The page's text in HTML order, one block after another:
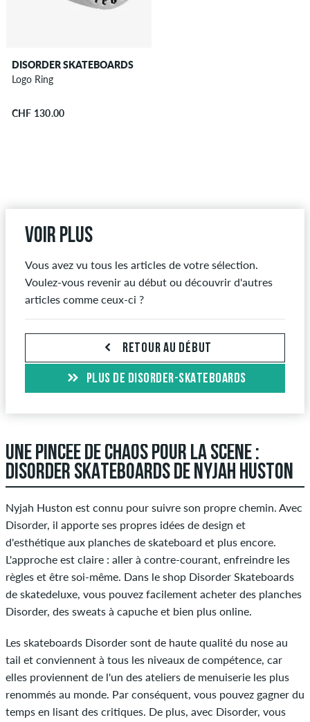
DISORDER SKATEBOARDS
Logo Ring
CHF 130.00
Voir plus
Vous avez vu tous les articles de votre sélection.
Voulez-vous revenir au début ou découvrir d'autres
articles comme ceux-ci ?
RETOUR AU DÉBUT
PLUS DE DISORDER-SKATEBOARDS
UNE PINCÉE DE CHAOS POUR LA SCÈNE :
DISORDER SKATEBOARDS DE NYJAH HUSTON
Nyjah Huston est connu pour suivre son propre chemin. Avec
Disorder, il apporte ses propres idées de design et
d'esthétique aux planches de skateboard et plus encore.
L'approche est claire : aller à contre-courant, enfreindre les
règles et être soi-même. Dans le shop Disorder Skateboards
de skatedeluxe, vous pouvez facilement acheter des planches
Disorder, des sweats à capuche et bien plus online.
Les skateboards Disorder sont de haute qualité du nose au
tail et conviennent à tous les niveaux de compétence, car
elles proviennent de l'un des ateliers de menuiserie les plus
renommés au monde. Par conséquent, vous pouvez gagner du
temps en lisant des critiques. De plus, avec Disorder, vous